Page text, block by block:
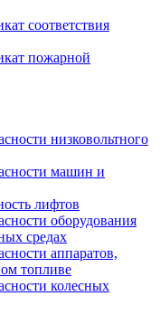
соответствия
пожарной
низковольтного
машин и
лифтов
оборудования
средах
аппаратов,
топливе
колесных